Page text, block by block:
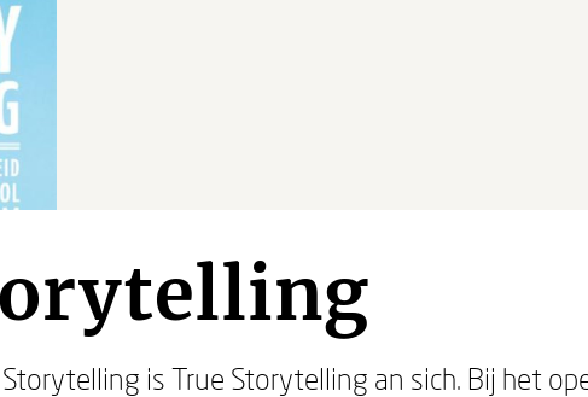
is True Storytelling an sich. Bij het